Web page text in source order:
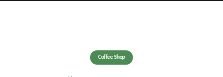
Coffee Shop